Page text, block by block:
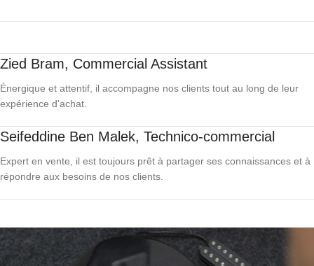
Zied Bram, Commercial Assistant
Énergique et attentif, il accompagne nos clients tout au long de leur
expérience d'achat.
Seifeddine Ben Malek, Technico-commercial
Expert en vente, il est toujours prêt à partager ses connaissances et à
répondre aux besoins de nos clients.